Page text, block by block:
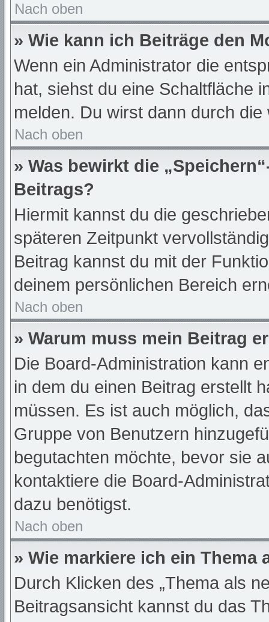
Nach oben
» Wie kann ich Beiträge den
Wenn ein Administrator die
hat, siehst du eine Schaltfläche
melden. Du wirst dann durch
Nach oben
» Was bewirkt die
Beitrags?
Hiermit kannst du die
späteren Zeitpunkt
Beitrag kannst du mit der
deinem persönlichen Bereich
Nach oben
» Warum muss mein Beitrag
Die Board-Administration kann
in dem du einen Beitrag erstellt
müssen. Es ist auch möglich,
Gruppe von Benutzern
begutachten möchte, bevor sie
kontaktiere die Board-
dazu benötigst.
Nach oben
» Wie markiere ich ein Thema
Durch Klicken des „Thema als
Beitragsansicht kannst du das